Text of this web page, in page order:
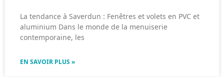
La tendance à Saverdun : Fenêtres et volets en PVC et
aluminium Dans le monde de la menuiserie
contemporaine, les
EN SAVOIR PLUS »